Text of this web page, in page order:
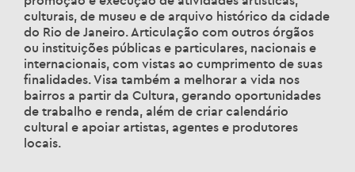
culturais, de museu e de arquivo histórico da cidade
do Rio de Janeiro. Articulação com outros órgãos
ou instituições públicas e particulares, nacionais e
internacionais, com vistas ao cumprimento de suas
finalidades. Visa também a melhorar a vida nos
bairros a partir da Cultura, gerando oportunidades
de trabalho e renda, além de criar calendário
cultural e apoiar artistas, agentes e produtores
locais.